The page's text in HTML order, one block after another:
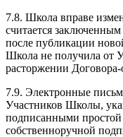
7.8. Школа вправе
считается
после публикации
Школа не получила от
расторжении
7.9. Электронные
Участников Школы,
подписанными
собственноручной